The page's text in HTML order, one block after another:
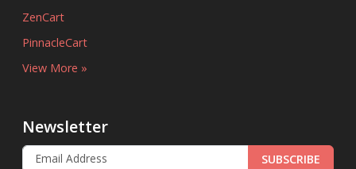
ZenCart
PinnacleCart
View More »
Newsletter
SUBSCRIBE